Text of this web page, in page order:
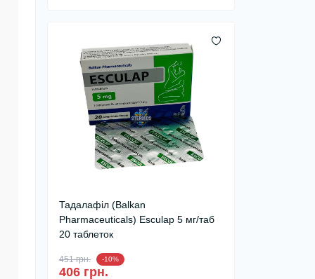
Тадалафіл (Balkan
Pharmaceuticals) Esculap 5 мг/таб
20 таблеток
451 грн. -10%
406 грн.